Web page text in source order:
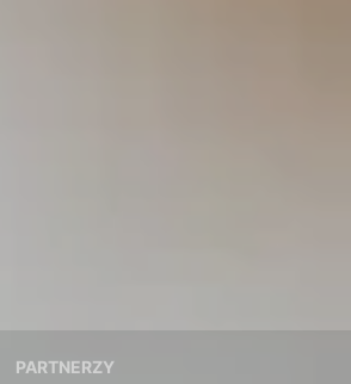
PARTNERZY